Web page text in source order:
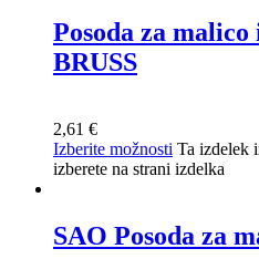
Posoda za malico
BRUSS
2,61 €
Izberite možnosti Ta izdelek
izberete na strani izdelka
SAO Posoda za